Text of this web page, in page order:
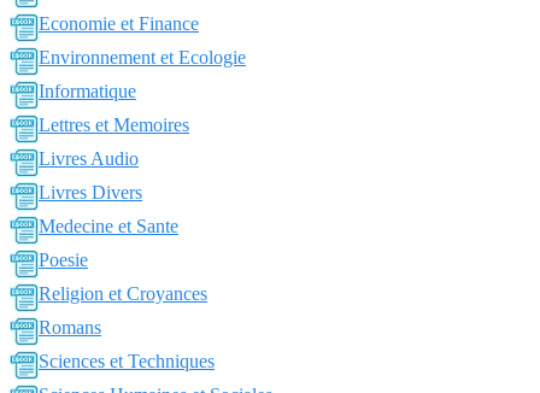
Economie et Finance
Environnement et Ecologie
Informatique
Lettres et Memoires
Livres Audio
Livres Divers
Medecine et Sante
Poesie
Religion et Croyances
Romans
Sciences et Techniques